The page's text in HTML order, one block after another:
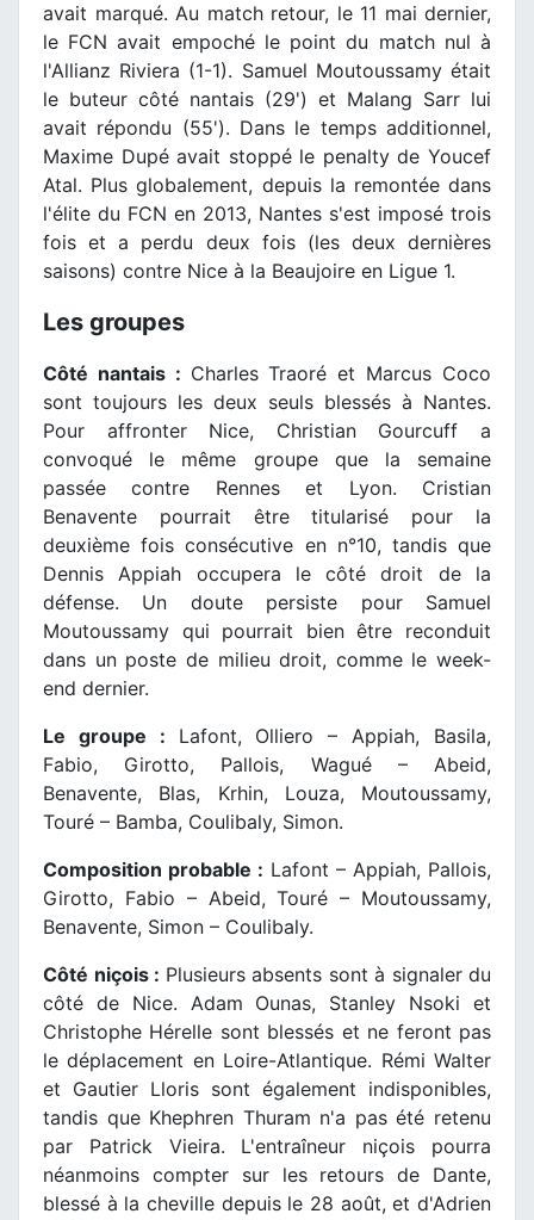
avait marqué. Au match retour, le 11 mai dernier,
le FCN avait empoché le point du match nul à
l'Allianz Riviera (1-1). Samuel Moutoussamy était
le buteur côté nantais (29') et Malang Sarr lui
avait répondu (55'). Dans le temps additionnel,
Maxime Dupé avait stoppé le penalty de Youcef
Atal. Plus globalement, depuis la remontée dans
l'élite du FCN en 2013, Nantes s'est imposé trois
fois et a perdu deux fois (les deux dernières
saisons) contre Nice à la Beaujoire en Ligue 1.
Les groupes
Côté nantais : Charles Traoré et Marcus Coco
sont toujours les deux seuls blessés à Nantes.
Pour affronter Nice, Christian Gourcuff a
convoqué le même groupe que la semaine
passée contre Rennes et Lyon. Cristian
Benavente pourrait être titularisé pour la
deuxième fois consécutive en n°10, tandis que
Dennis Appiah occupera le côté droit de la
défense. Un doute persiste pour Samuel
Moutoussamy qui pourrait bien être reconduit
dans un poste de milieu droit, comme le week-
end dernier.
Le groupe : Lafont, Olliero – Appiah, Basila,
Fabio, Girotto, Pallois, Wagué – Abeid,
Benavente, Blas, Krhin, Louza, Moutoussamy,
Touré – Bamba, Coulibaly, Simon.
Composition probable : Lafont – Appiah, Pallois,
Girotto, Fabio – Abeid, Touré – Moutoussamy,
Benavente, Simon – Coulibaly.
Côté niçois : Plusieurs absents sont à signaler du
côté de Nice. Adam Ounas, Stanley Nsoki et
Christophe Hérelle sont blessés et ne feront pas
le déplacement en Loire-Atlantique. Rémi Walter
et Gautier Lloris sont également indisponibles,
tandis que Khephren Thuram n'a pas été retenu
par Patrick Vieira. L'entraîneur niçois pourra
néanmoins compter sur les retours de Dante,
blessé à la cheville depuis le 28 août, et d'Adrien